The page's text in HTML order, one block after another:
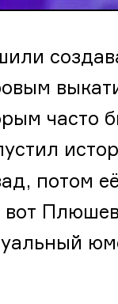
часто
потом
вот